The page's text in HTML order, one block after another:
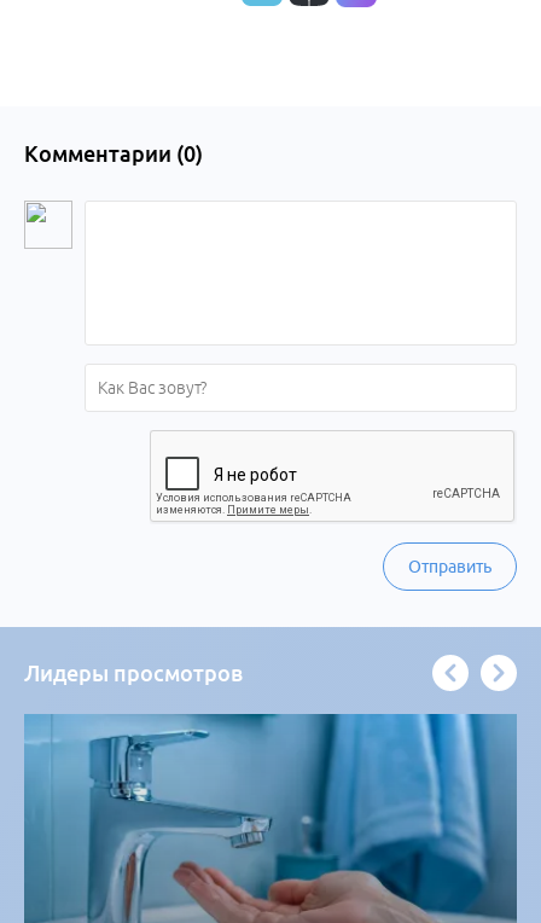
Комментарии (0)
Отправить
Лидеры просмотров